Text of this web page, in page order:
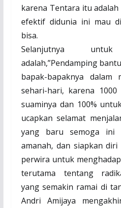
karena Tentara itu
efektif didunia ini mau
bisa.
Selanjutnya
adalah,”Pendamping
bapak-bapaknya dalam
sehari-hari, karena
suaminya dan 100%
ucapkan selamat
yang baru semoga ini
amanah, dan siapkan
perwira untuk
terutama tentang
yang semakin ramai di
Andri Amijaya